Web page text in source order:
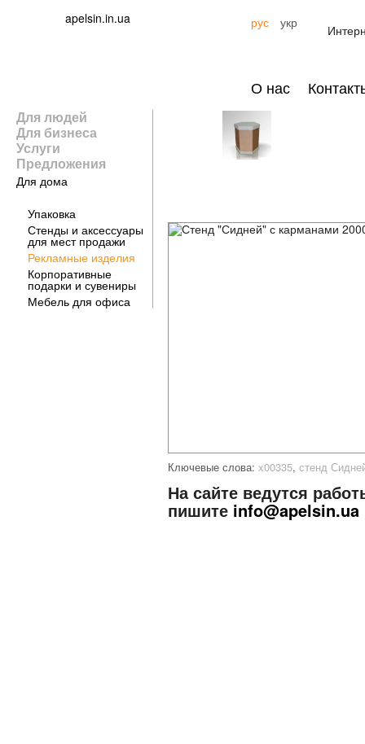
apelsin.in.ua рус укр
О нас
Для людей
Для бизнеса
Услуги
Предложения
Для дома
Упаковка
Стенды и аксессуары
для мест продажи
Рекламные изделия
Корпоративные
подарки и сувениры
Мебель для офиса
Ключевые слова: x00335, стенд
На сайте ведутся
пишите info@apelsin.ua